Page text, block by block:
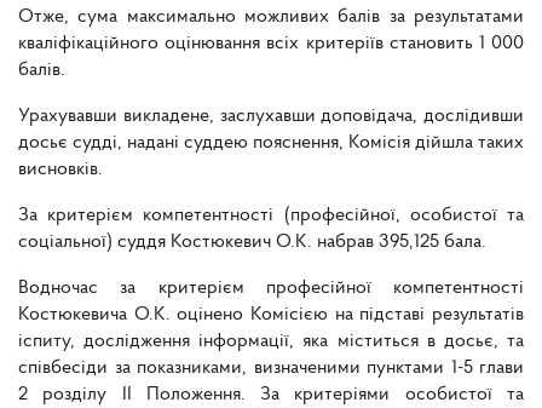
Отже, сума максимально можливих балів за результатами
кваліфікаційного оцінювання всіх критеріїв становить 1 000
балів.
Урахувавши викладене, заслухавши доповідача, дослідивши
досьє судді, надані суддею пояснення, Комісія дійшла таких
висновків.
За критерієм компетентності (професійної, особистої та
соціальної) суддя Костюкевич О.К. набрав 395,125 бала.
Водночас за критерієм професійної компетентності
Костюкевича О.К. оцінено Комісією на підставі результатів
іспиту, дослідження інформації, яка міститься в досьє, та
співбесіди за показниками, визначеними пунктами 1-5 глави
2 розділу II Положення. За критеріями особистої та